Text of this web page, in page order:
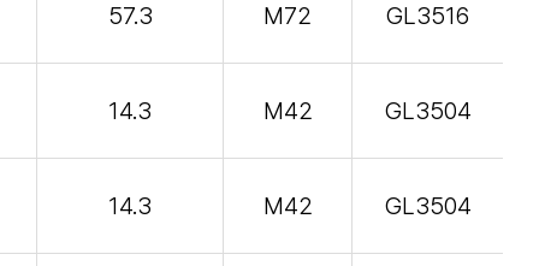
57.3 M72 GL3516
14.3 M42 GL3504
14.3 M42 GL3504